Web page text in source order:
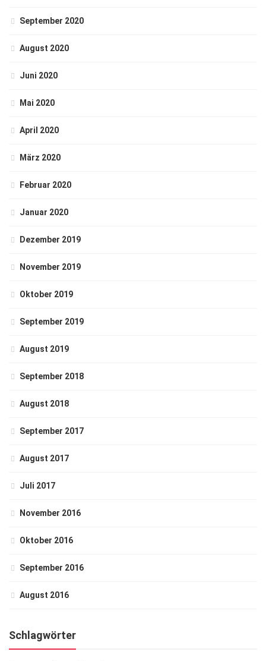
September 2020
August 2020
Juni 2020
Mai 2020
April 2020
März 2020
Februar 2020
Januar 2020
Dezember 2019
November 2019
Oktober 2019
September 2019
August 2019
September 2018
August 2018
September 2017
August 2017
Juli 2017
November 2016
Oktober 2016
September 2016
August 2016
Schlagwörter